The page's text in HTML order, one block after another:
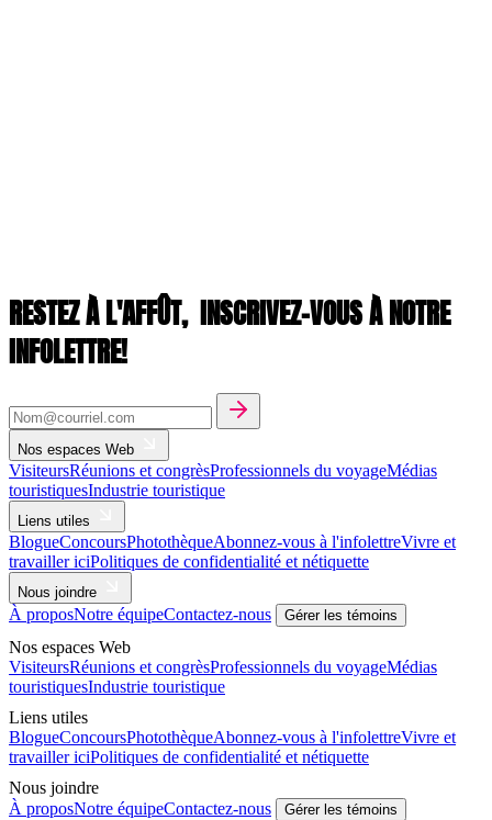
RESTEZ À L'AFFÛT, INSCRIVEZ-VOUS À NOTRE
INFOLETTRE!
Nos espaces Web
VisiteursRéunions et congrèsProfessionnels du voyageMédias
touristiquesIndustrie touristique
Liens utiles
BlogueConcoursPhotothèqueAbonnez-vous à l'infolettreVivre et
travailler iciPolitiques de confidentialité et nétiquette
Nous joindre
À proposNotre équipeContactez-nous Gérer les témoins
Nos espaces Web
VisiteursRéunions et congrèsProfessionnels du voyageMédias
touristiquesIndustrie touristique
Liens utiles
BlogueConcoursPhotothèqueAbonnez-vous à l'infolettreVivre et
travailler iciPolitiques de confidentialité et nétiquette
Nous joindre
À proposNotre équipeContactez-nous Gérer les témoins